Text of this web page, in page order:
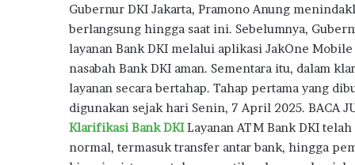
Gubernur DKI Jakarta, Pramono Anung
berlangsung hingga saat ini. Sebelumnya,
layanan Bank DKI melalui aplikasi JakOne
nasabah Bank DKI aman. Sementara itu, dalam
layanan secara bertahap. Tahap pertama yang
digunakan sejak hari Senin, 7 April 2025. BACA
Klarifikasi Bank DKILayanan ATM Bank DKI
normal, termasuk transfer antar bank, hingga